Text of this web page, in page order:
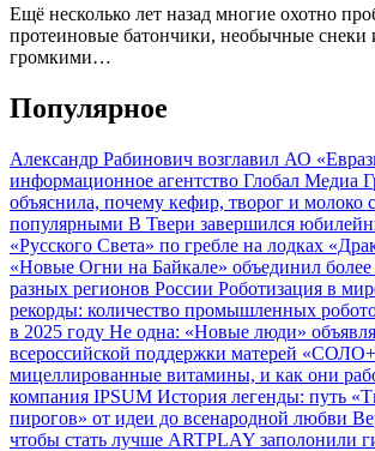
Ещё несколько лет назад многие охотно
протеиновые батончики, необычные снеки
громкими…
Популярное
Александр Рабинович возглавил АО
информационное агентство Глобал Медиа
объяснила, почему кефир, творог и молоко
популярными В Твери завершился
«Русского Света» по гребле на лодках
«Новые Огни на Байкале» объединил более
разных регионов России Роботизация в
рекорды: количество промышленных
в 2025 году Не одна: «Новые люди»
всероссийской поддержки матерей
мицеллированные витамины, и как они
компания IPSUM История легенды: путь
пирогов» от идеи до всенародной любви
чтобы стать лучше ARTPLAY заполонили